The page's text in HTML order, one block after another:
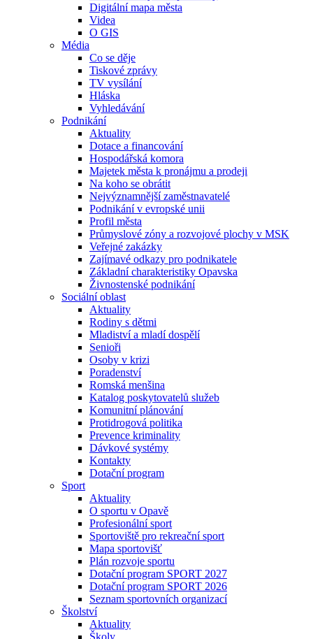
Digitální mapa města
Videa
O GIS
Média
Co se děje
Tiskové zprávy
TV vysílání
Hláska
Vyhledávání
Podnikání
Aktuality
Dotace a financování
Hospodářská komora
Majetek města k pronájmu a prodeji
Na koho se obrátit
Nejvýznamnější zaměstnavatelé
Podnikání v evropské unii
Profil města
Průmyslové zóny a rozvojové plochy v MSK
Veřejné zakázky
Zajímavé odkazy pro podnikatele
Základní charakteristiky Opavska
Živnostenské podnikání
Sociální oblast
Aktuality
Rodiny s dětmi
Mladiství a mladí dospělí
Senioři
Osoby v krizi
Poradenství
Romská menšina
Katalog poskytovatelů služeb
Komunitní plánování
Protidrogová politika
Prevence kriminality
Dávkové systémy
Kontakty
Dotační program
Sport
Aktuality
O sportu v Opavě
Profesionální sport
Sportoviště pro rekreační sport
Mapa sportovišť
Plán rozvoje sportu
Dotační program SPORT 2027
Dotační program SPORT 2026
Seznam sportovních organizací
Školství
Aktuality